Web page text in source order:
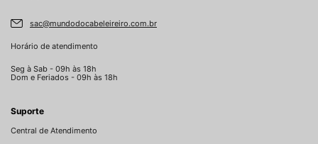
sac@mundodocabeleireiro.com.br
Horário de atendimento
Seg à Sab - 09h às 18h
Dom e Feriados - 09h às 18h
Suporte
Central de Atendimento